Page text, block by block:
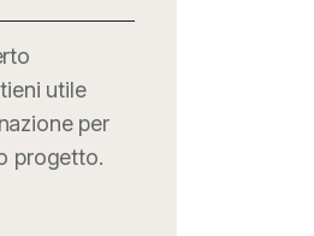
utile
per
progetto.